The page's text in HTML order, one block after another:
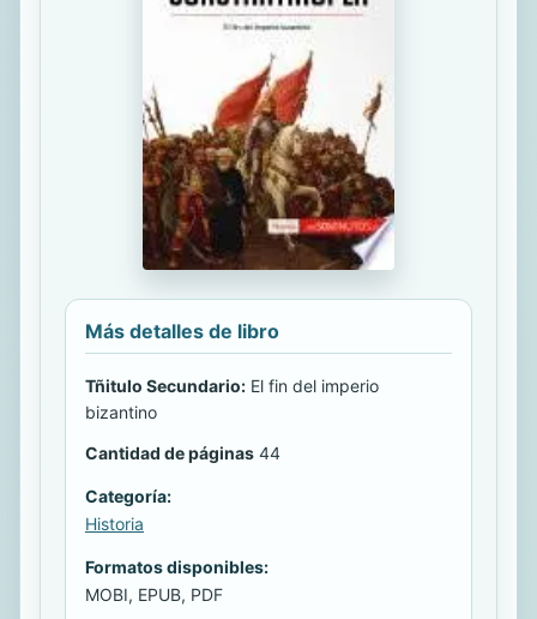
Más detalles de libro
Tñitulo Secundario: El fin del imperio
bizantino
Cantidad de páginas 44
Categoría:
Historia
Formatos disponibles:
MOBI, EPUB, PDF